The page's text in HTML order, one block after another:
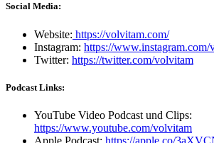
Social Media:
Website: https://volvitam.com/
Instagram: https://www.instagram.com/
Twitter: https://twitter.com/volvitam
Podcast Links:
YouTube Video Podcast und Clips:
https://www.youtube.com/volvitam
Apple Podcast: https://apple.co/